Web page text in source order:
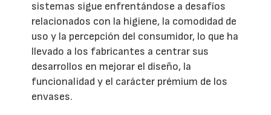
sistemas sigue enfrentándose a desafíos
relacionados con la higiene, la comodidad de
uso y la percepción del consumidor, lo que ha
llevado a los fabricantes a centrar sus
desarrollos en mejorar el diseño, la
funcionalidad y el carácter prémium de los
envases.